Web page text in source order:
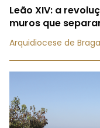
Leão XIV: a
muros que
Arquidiocese de Braga